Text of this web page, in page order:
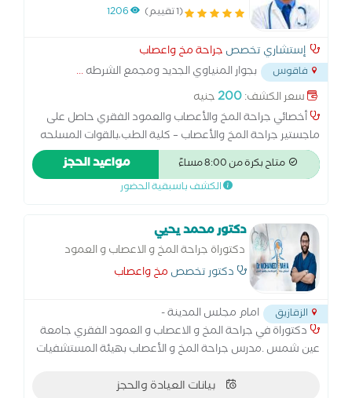
بالقوات المسلحه
(1 تقييم) 1206
إستشاري تخصص جراحة مخ واعصاب
فاقوس بجوار المنياوي الجديد ومجمع الشرطه...
سعر الكشف:200جنيه
أخصائي جراحة المخ والأعصاب والعمود الفقري حاصل على
ماجستير جراحة المخ والأعصاب – كلية الطب،بالقوات المسلحه
خبرة واسعة في تشخيص وعلاج أمراض المخ والأعصاب
والعمود الفقري مثل: الانزلاق الغضروفي والآلام العصبية. أورام
المخ والنخاع الشوكي. إصابات الرأس والعمود الفقري. الصرع
والمناظير العصبية. متابعة دقيقة لحالات ما بعد الجراحة
والتأهيل العصبي.
متاح بكرة من 8:00 مساءً مواعيد الحجز
الكشف باسبقية الحضور
دكتور محمد يحيي
دكتوراة جراحة المخ و الاعصاب و العمود
الفقري
دكتور تخصص مخ واعصاب
الزقازيق
امام مجلس المدينة -
دكتوراة في جراحة المخ و الاعصاب و العمود الفقري جامعة
عين شمس .مدرس جراحة المخ و الأعصاب بهيئة المستشفيات
وانجلترا.زمالة اكلينيكية جامعة هايديلبرج.
بيانات العيادة والحجز